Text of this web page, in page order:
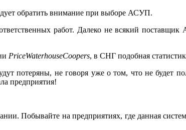
обратить внимание при выборе АСУП.
работ. Далеко не всякий
PriceWaterhouseCoopers, в СНГ подобная
потеряны, не говоря уже о том, что не будет
предприятия!
Побывайте на предприятиях, где данная